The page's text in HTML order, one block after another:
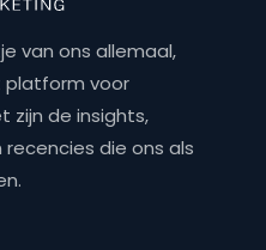
van ons allemaal,
platform voor
zijn de insights,
die ons als